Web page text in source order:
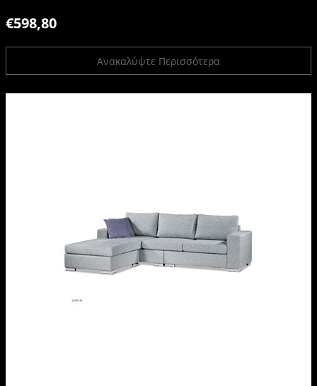
€598,80
Ανακαλύψτε Περισσότερα